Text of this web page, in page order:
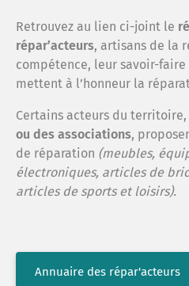
Retrouvez au lien ci-joint le
répar’acteurs, artisans de la
compétence, leur savoir-
mettent à l’honneur la
Certains acteurs du territoire,
ou des associations,
de réparation (meubles,
électroniques, articles de
articles de sports et loisirs).
Annuaire des répar'acteurs